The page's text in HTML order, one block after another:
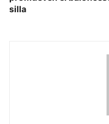
silla